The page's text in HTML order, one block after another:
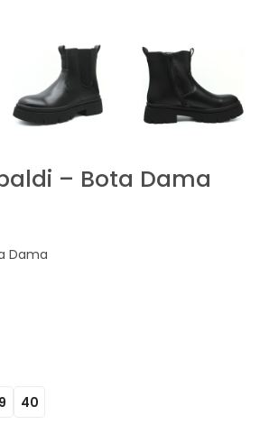
– Bota Dama
Dama
40